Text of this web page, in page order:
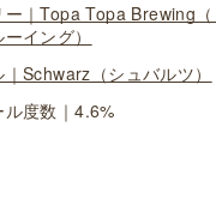
ー｜Topa Topa Brewing
イング）
Schwarz（シュバルツ）
ル度数｜4.6%